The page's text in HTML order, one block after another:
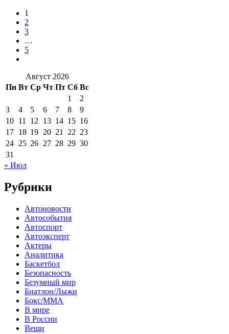
1
2
3
…
5
Август 2026
Пн Вт Ср Чт Пт Сб Вс
1
2
3
4 5 6 7 8
9
10 11 12 13 14 15 16
17 18 19 20 21 22 23
24 25 26 27 28 29 30
31
« Июл
Рубрики
Автоновости
Автособытия
Автоспорт
Автоэксперт
Актеры
Аналитика
Баскетбол
Безопасность
Безумный мир
Биатлон/Лыжи
Бокс/MMA
В мире
В России
Вещи